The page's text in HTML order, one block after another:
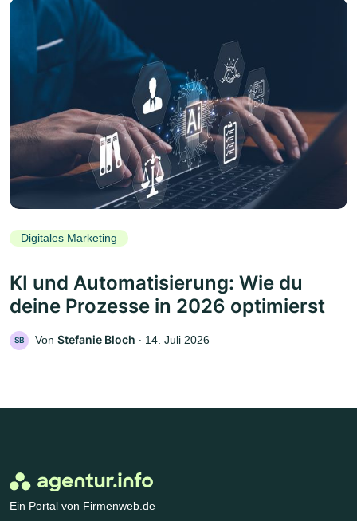
Digitales Marketing
KI und Automatisierung: Wie du
deine Prozesse in 2026 optimierst
SB Von Stefanie Bloch ‧ 14. Juli 2026
Ein Portal von Firmenweb.de